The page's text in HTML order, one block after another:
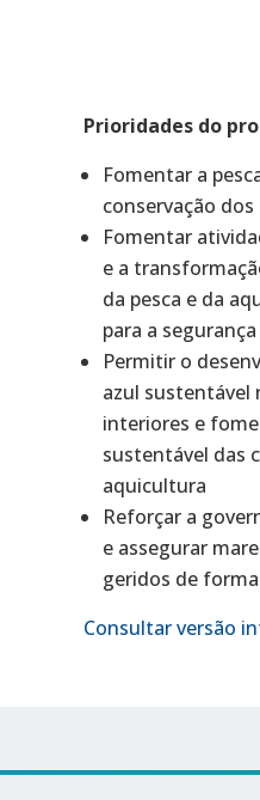
Prioridades do
Fomentar a
conservação
Fomentar
e a
da pesca e da
para a
Permitir o
azul sustentável
interiores e
sustentável das
aquicultura
Reforçar a
e assegurar
geridos de
Consultar versão